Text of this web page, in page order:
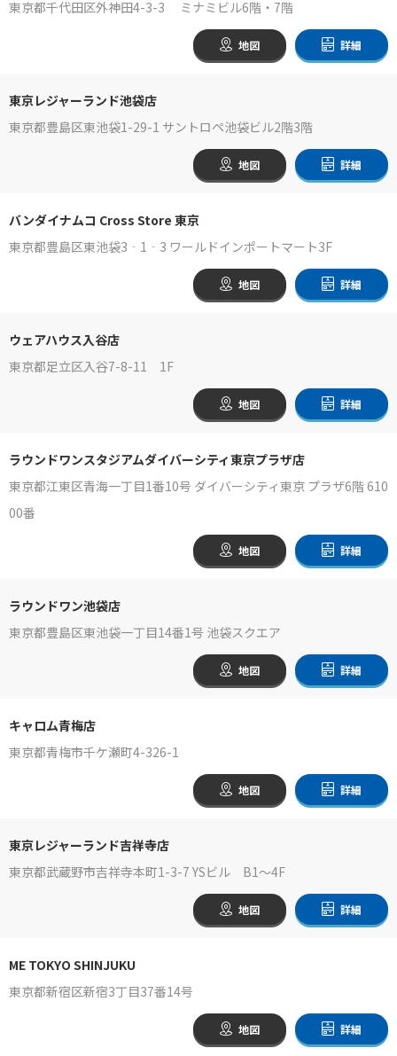
東京都千代田区外神田4-3-3 ミナミビル6階・7階
地図 詳細
東京レジャーランド池袋店
東京都豊島区東池袋1-29-1 サントロペ池袋ビル2階3階
地図 詳細
バンダイナムコ Cross Store 東京
東京都豊島区東池袋3‐1‐3 ワールドインポートマート3F
地図 詳細
ウェアハウス入谷店
東京都足立区入谷7-8-11 1F
地図 詳細
ラウンドワンスタジアムダイバーシティ東京プラザ店
東京都江東区青海一丁目1番10号 ダイバーシティ東京 プラザ6階 610
00番
地図 詳細
ラウンドワン池袋店
東京都豊島区東池袋一丁目14番1号 池袋スクエア
地図 詳細
キャロム青梅店
東京都青梅市千ケ瀬町4-326-1
地図 詳細
東京レジャーランド吉祥寺店
東京都武蔵野市吉祥寺本町1-3-7 YSビル B1～4F
地図 詳細
ME TOKYO SHINJUKU
東京都新宿区新宿3丁目37番14号
地図 詳細